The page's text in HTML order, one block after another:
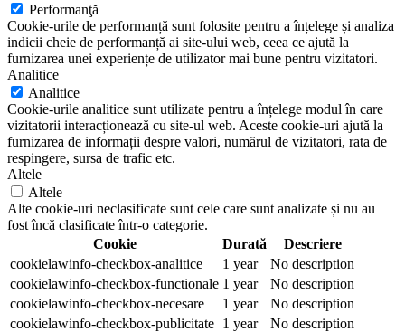
Performanţă
Cookie-urile de performanță sunt folosite pentru a înțelege și analiza
indicii cheie de performanță ai site-ului web, ceea ce ajută la
furnizarea unei experiențe de utilizator mai bune pentru vizitatori.
Analitice
Analitice
Cookie-urile analitice sunt utilizate pentru a înțelege modul în care
vizitatorii interacționează cu site-ul web. Aceste cookie-uri ajută la
furnizarea de informații despre valori, numărul de vizitatori, rata de
respingere, sursa de trafic etc.
Altele
Altele
Alte cookie-uri neclasificate sunt cele care sunt analizate și nu au
fost încă clasificate într-o categorie.
Cookie
Durată
Descriere
cookielawinfo-checkbox-analitice
1 year
No description
cookielawinfo-checkbox-functionale 1 year
No description
cookielawinfo-checkbox-necesare
1 year
No description
cookielawinfo-checkbox-publicitate 1 year
No description